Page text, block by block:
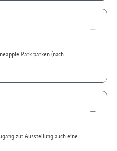
Park parken (nach
zur Ausstellung auch eine